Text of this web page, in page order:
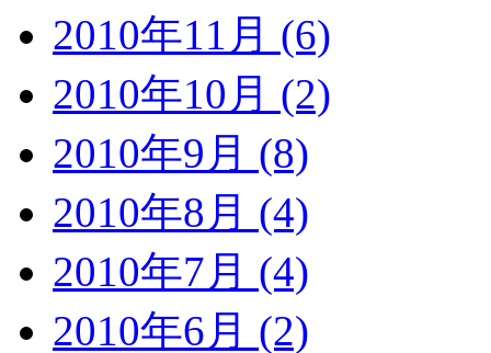
2010年11月 (6)
2010年10月 (2)
2010年9月 (8)
2010年8月 (4)
2010年7月 (4)
2010年6月 (2)